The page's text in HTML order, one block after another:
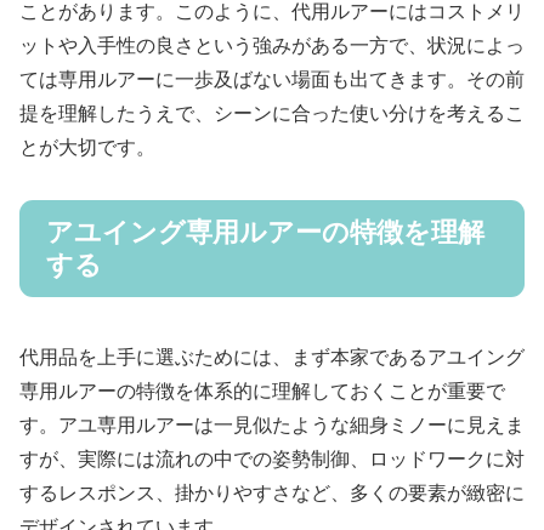
ことがあります。このように、代用ルアーにはコストメリ
ットや入手性の良さという強みがある一方で、状況によっ
ては専用ルアーに一歩及ばない場面も出てきます。その前
提を理解したうえで、シーンに合った使い分けを考えるこ
とが大切です。
アユイング専用ルアーの特徴を理解
する
代用品を上手に選ぶためには、まず本家であるアユイング
専用ルアーの特徴を体系的に理解しておくことが重要で
す。アユ専用ルアーは一見似たような細身ミノーに見えま
すが、実際には流れの中での姿勢制御、ロッドワークに対
するレスポンス、掛かりやすさなど、多くの要素が緻密に